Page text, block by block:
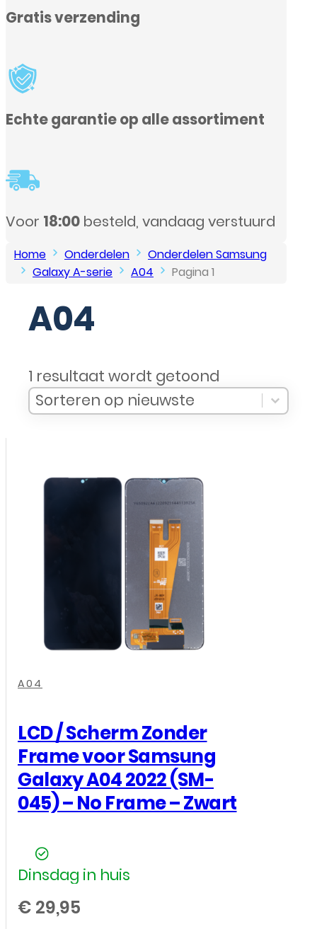
alle assortiment
vandaag verstuurd
Home Onderdelen
Onderdelen Samsung
Galaxy A-serie
A04 Pagina 1
A04
1 resultaat wordt getoond
Sort Products
Sort content
Sorteren op nieuwste
Sort content
A04
LCD / Scherm Zonder
Frame voor Samsung
Galaxy A04 2022 (SM-
045) – No Frame – Zwart
Dinsdag in huis
€ 29,95